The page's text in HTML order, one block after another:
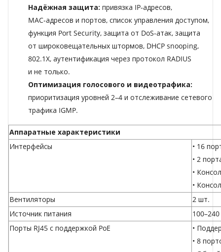
Надёжная защита: привязка IP‑адресов,
MAC‑адресов и портов, список управления доступом,
функция Port Security, защита от DoS‑атак, защита
от широковещательных штормов, DHCP snooping,
802.1X, аутентификация через протокол RADIUS
и не только.
Оптимизация голосового и видеотрафика:
приоритизация уровней 2–4 и отслеживание сетевого
трафика IGMP.
Аппаратные характеристики
Интерфейсы
• 16
• 2
•
•
Вентиляторы
2 шт.
Источник питания
Порты RJ45 с поддержкой PoE
•
• 8